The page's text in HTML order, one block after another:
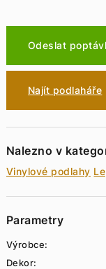
Odeslat
Najít podlaháře
Nalezno v
Vinylové podlahy
Parametry
Výrobce:
Dekor: